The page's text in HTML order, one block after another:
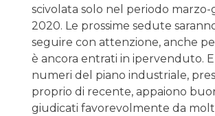
scivolata solo nel periodo
2020. Le prossime sedute
seguire con attenzione, anche
è ancora entrati in ipervenduto.
numeri del piano industriale,
proprio di recente, appaiono
giudicati favorevolmente da